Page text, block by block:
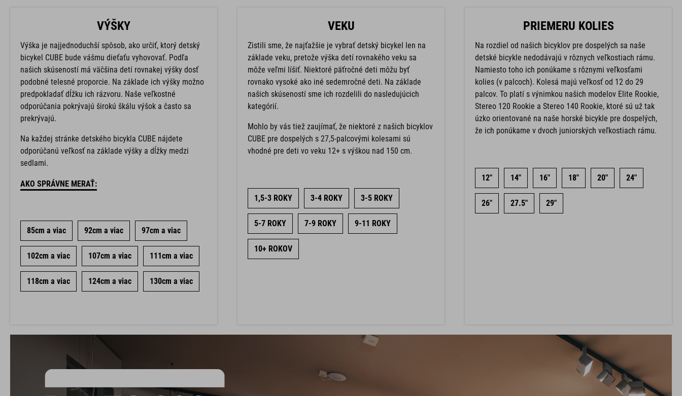
VÝŠKY
Výška je najjednoduchší spôsob, ako určiť, ktorý detský
bicykel CUBE bude vášmu dieťaťu vyhovovať. Podľa
našich skúseností má väčšina detí rovnakej výšky dosť
podobné telesné proporcie. Na základe ich výšky možno
predpokladať dĺžku ich rázvoru. Naše veľkostné
odporúčania pokrývajú širokú škálu výšok a často sa
prekrývajú.
Na každej stránke detského bicykla CUBE nájdete
odporúčanú veľkosť na základe výšky a dĺžky medzi
sedlami.
AKO SPRÁVNE MERAŤ:
85cm a viac 92cm a viac 97cm a viac
102cm a viac 107cm a viac 111cm a viac
118cm a viac 124cm a viac 130cm a viac
VEKU
Zistili sme, že najťažšie je vybrať detský bicykel len na
základe veku, pretože výška detí rovnakého veku sa
môže veľmi líšiť. Niektoré päťročné deti môžu byť
rovnako vysoké ako iné sedemročné deti. Na základe
našich skúseností sme ich rozdelili do nasledujúcich
kategórií.
Mohlo by vás tiež zaujímať, že niektoré z našich bicyklov
CUBE pre dospelých s 27,5-palcovými kolesami sú
vhodné pre deti vo veku 12+ s výškou nad 150 cm.
1,5-3 ROKY 3-4 ROKY 3-5 ROKY
5-7 ROKY 7-9 ROKY 9-11 ROKY
10+ ROKOV
PRIEMERU KOLIES
Na rozdiel od našich bicyklov pre dospelých sa naše
detské bicykle nedodávajú v rôznych veľkostiach rámu.
Namiesto toho ich ponúkame s rôznymi veľkosťami
kolies (v palcoch). Kolesá majú veľkosť od 12 do 29
palcov. To platí s výnimkou našich modelov Elite Rookie,
Stereo 120 Rookie a Stereo 140 Rookie, ktoré sú už tak
úzko orientované na naše horské bicykle pre dospelých,
že ich ponúkame v dvoch juniorských veľkostiach rámu.
12" 14" 16" 18" 20" 24"
26" 27.5" 29"